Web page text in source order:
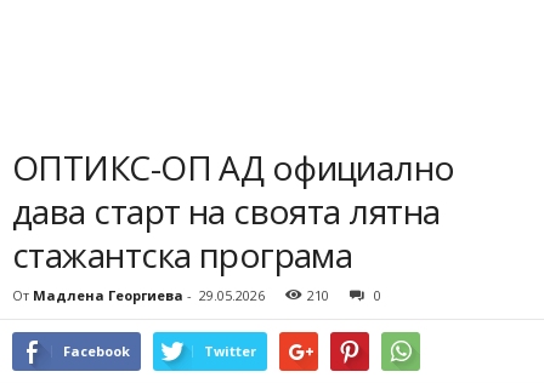
ОПТИКС-ОП АД официално
дава старт на своята лятна
стажантска програма
От Мадлена Георгиева - 29.05.2026 210 0
Facebook Twitter